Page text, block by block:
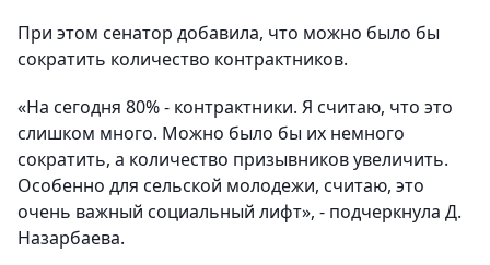
При этом сенатор добавила, что можно было бы
сократить количество контрактников.
«На сегодня 80% - контрактники. Я считаю, что это
слишком много. Можно было бы их немного
сократить, а количество призывников увеличить.
Особенно для сельской молодежи, считаю, это
очень важный социальный лифт», - подчеркнула Д.
Назарбаева.